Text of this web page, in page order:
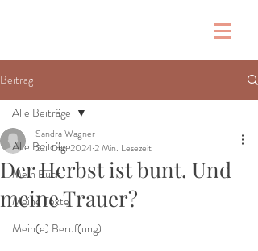
Beitrag
Alle Beiträge
Mein Buch
Meine Texte
Mein(e) Beruf(ung)
Alle Beiträge
Der Herbst ist bunt. Und
meine Trauer?
Sandra Wagner
22. Okt. 20242 Min. Lesezeit